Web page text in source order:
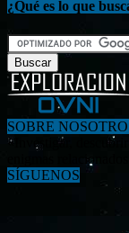
¿Qué es lo que
SOBRE
«Investigar,
enigmas
SÍGUENOS